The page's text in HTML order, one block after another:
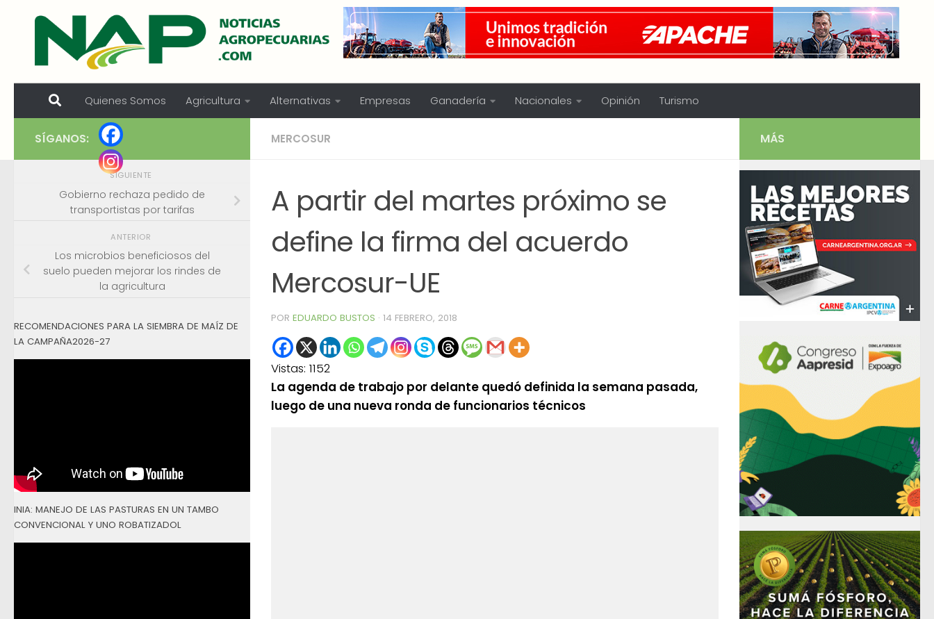
Skip to content
Quienes Somos Agricultura Alternativas Empresas Ganadería Nacionales Opinión Turismo
MERCOSUR
A partir del martes próximo se
define la firma del acuerdo
Mercosur-UE
POR EDUARDO BUSTOS · 14 FEBRERO, 2018
Vistas: 1152
La agenda de trabajo por delante quedó definida la semana pasada,
luego de una nueva ronda de funcionarios técnicos
SÍGANOS:
SIGUIENTE
Gobierno rechaza pedido de
transportistas por tarifas
ANTERIOR
Los microbios beneficiosos del
suelo pueden mejorar los rindes de
la agricultura
RECOMENDACIONES PARA LA SIEMBRA DE MAÍZ DE
LA CAMPAÑA2026-27
INIA: MANEJO DE LAS PASTURAS EN UN TAMBO
CONVENCIONAL Y UNO ROBATIZADOL
MÁS